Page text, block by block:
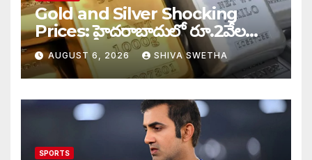
Gold and Silver Shocking
Prices: హైదరాబాదులో రూ.2వేల
900 పెరిగిన తులం రేటు…
AUGUST 6, 2026 SHIVA SWETHA
SPORTS